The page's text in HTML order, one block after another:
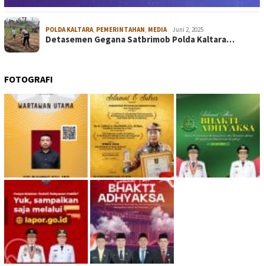
POLDA KALTARA, PEMERINTAHAN, MEDIA Juni 2, 2025
Detasemen Gegana Satbrimob Polda Kaltara…
FOTOGRAFI